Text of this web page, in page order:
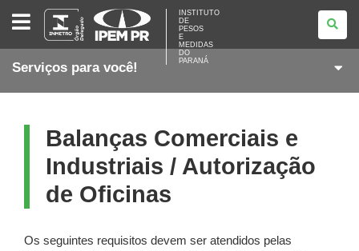
INSTITUTO
PESOS
E
DO
INSTITUTO
DE
PESOS
E
MEDIDAS
DO
PARANÁ
Serviços para você!
Balanças Comerciais e
Industriais / Autorização
de Oficinas
Os seguintes requisitos devem ser atendidos pelas